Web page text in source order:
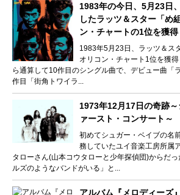
1983年の今日、5月23日
したラッツ＆スター「め
ン・チャートの1位を獲得
1983年5月23日、ラッツ＆ス
オリコン・チャート1位を獲
ら通算して10作目のシングル曲で、デビュー曲「
作目「街角トワイラ...
1973年12月17日の奇跡
ァースト・コンサート～
初めてシュガー・ベイブの名
務していたユイ音楽工房所属
タローさん(山本コウタローと少年探偵団)からだ
ルズのようなバンドがいる」と...
アルバム『メロディーズ